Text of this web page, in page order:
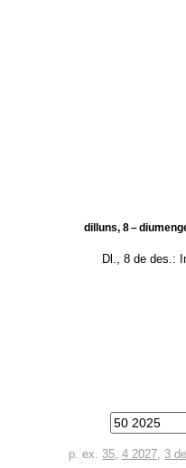
dilluns, 8 –
Dl., 8 de des.:
p. ex. 35, 4 2027, 3